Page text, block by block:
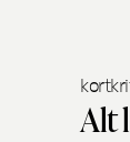
Alt